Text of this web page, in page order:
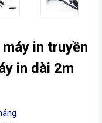
in truyền
in dài 2m